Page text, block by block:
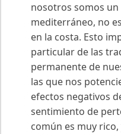
nosotros somos
mediterráneo, no
en la costa. Esto
particular de las
permanente de
las que nos
efectos negativos
sentimiento de
común es muy